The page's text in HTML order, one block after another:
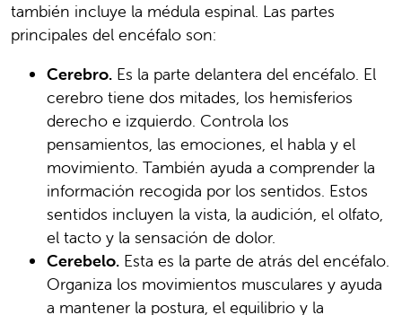
también incluye la médula espinal. Las partes
principales del encéfalo son:
Cerebro. Es la parte delantera del encéfalo. El
cerebro tiene dos mitades, los hemisferios
derecho e izquierdo. Controla los
pensamientos, las emociones, el habla y el
movimiento. También ayuda a comprender la
información recogida por los sentidos. Estos
sentidos incluyen la vista, la audición, el olfato,
el tacto y la sensación de dolor.
Cerebelo. Esta es la parte de atrás del encéfalo.
Organiza los movimientos musculares y ayuda
a mantener la postura, el equilibrio y la